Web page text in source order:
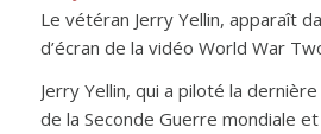
Le vétéran Jerry Yellin, apparaît
d’écran de la vidéo World War
Jerry Yellin, qui a piloté la
de la Seconde Guerre mondiale